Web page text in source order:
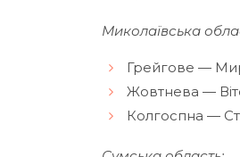
Миколаївська
Грейгове —
Жовтнева —
Колгоспна —